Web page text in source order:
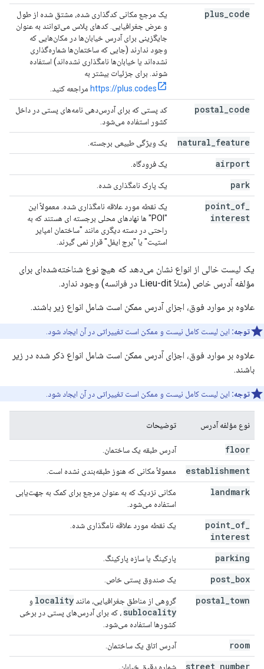
plus code
یک مرجع مکانی کدگذاری شده، مشتق شده از طول
و عرض جغرافیایی. کدهای پلاس می‌توانند به عنوان
جایگزینی برای آدرس خیابان‌ها در مکان‌هایی که
وجود ندارند (جایی که ساختمان‌ها شماره‌گذاری
نشده‌اند یا خیابان‌ها نامگذاری نشده‌اند) استفاده
شوند. برای جزئیات بیشتر به
https://plus.codes مراجعه کنید.
postal code
کد پستی که برای آدرس‌دهی نامه‌های پستی در داخل
کشور استفاده می‌شود.
natural feature یک ویژگی طبیعی برجسته.
airport یک فرودگاه.
park یک پارک نامگذاری شده.
point of
interest
یک نقطه مورد علاقه نامگذاری شده. معمولاً این
"POI" ها نهادهای محلی برجسته ای هستند که به
راحتی در دسته دیگری مانند "ساختمان امپایر
استیت" یا "برج ایفل" قرار نمی گیرند.
یک لیست خالی از انواع نشان می‌دهد که هیچ نوع شناخته‌شده‌ای برای
مؤلفه آدرس خاص (مثلاً Lieu-dit در فرانسه) وجود ندارد.
علاوه بر موارد فوق، اجزای آدرس ممکن است شامل انواع زیر باشند.
توجه: این لیست کامل نیست و ممکن است تغییراتی در آن ایجاد شود.
علاوه بر موارد فوق، اجزای آدرس ممکن است شامل انواع ذکر شده در زیر
باشند.
توجه: این لیست کامل نیست و ممکن است تغییراتی در آن ایجاد شود.
نوع مؤلفه آدرس توضیحات
floor آدرس طبقه یک ساختمان.
establishment معمولاً مکانی که هنوز طبقه‌بندی نشده است.
landmark
مکانی نزدیک که به عنوان مرجع برای کمک به جهت‌یابی
استفاده می‌شود.
point of
interest
یک نقطه مورد علاقه نامگذاری شده.
parking پارکینگ یا سازه پارکینگ.
post box یک صندوق پستی خاص.
postal town گروهی از مناطق جغرافیایی، مانند locality و
sublocality ، که برای آدرس‌های پستی در برخی
کشورها استفاده می‌شود.
room آدرس اتاق یک ساختمان.
street number شماره دقیق خیابان.